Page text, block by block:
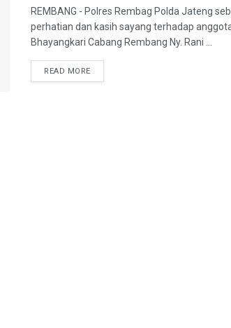
REMBANG - Polres Rembag Polda Jateng
perhatian dan kasih sayang terhadap
Bhayangkari Cabang Rembang Ny. Rani ...
READ MOREDETAILS